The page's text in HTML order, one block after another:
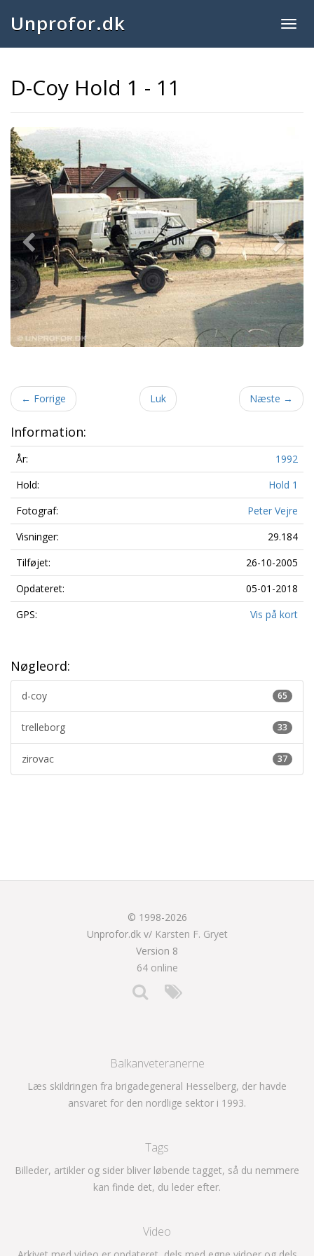
Unprofor.dk
D-Coy Hold 1 - 11
Previous
← Forrige Luk Næste →
Information:
År:
1992
Hold:
Hold 1
Fotograf:
Peter Vejre
Visninger:
29.184
Tilføjet:
26-10-2005
Opdateret:
05-01-2018
GPS:
Vis på kort
Nøgleord:
65
d-coy
33
trelleborg
37
zirovac
© 1998-2026
Unprofor.dk v/ Karsten F. Gryet
Version 8
64 online
Balkanveteranerne
Læs skildringen fra brigadegeneral Hesselberg, der havde
ansvaret for den nordlige sektor i 1993.
Tags
Billeder, artikler og sider bliver løbende tagget, så du nemmere
kan finde det, du leder efter.
Video